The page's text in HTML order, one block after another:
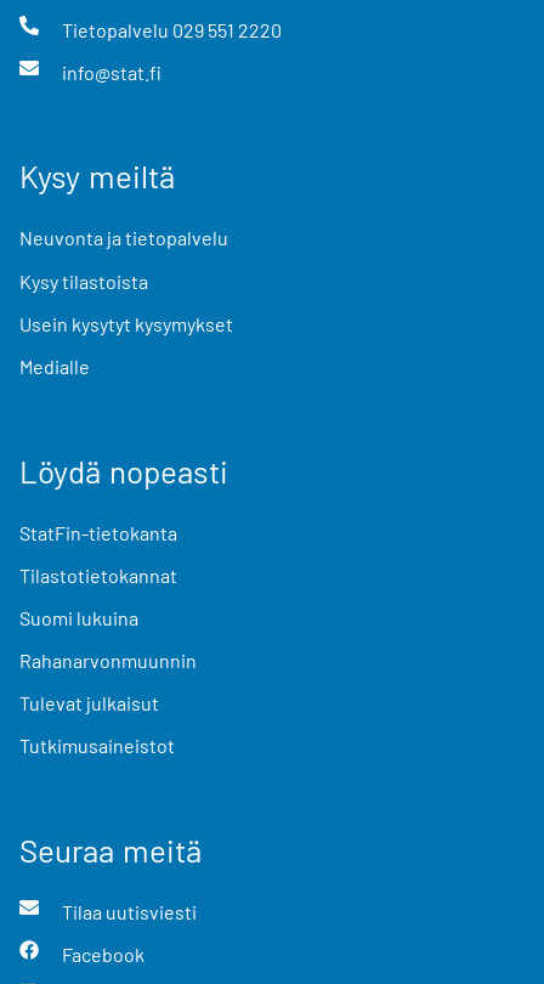
Tietopalvelu 029 551 2220
info@stat.fi
Kysy meiltä
Neuvonta ja tietopalvelu
Kysy tilastoista
Usein kysytyt kysymykset
Medialle
Löydä nopeasti
StatFin-tietokanta
Tilastotietokannat
Suomi lukuina
Rahanarvonmuunnin
Tulevat julkaisut
Tutkimusaineistot
Seuraa meitä
Tilaa uutisviesti
Facebook